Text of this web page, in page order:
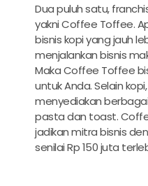
Dua puluh satu,
yakni Coffee Toffee.
bisnis kopi yang jauh
menjalankan bisnis
Maka Coffee Toffee
untuk Anda. Selain
menyediakan
pasta dan toast.
jadikan mitra bisnis
senilai Rp 150 juta